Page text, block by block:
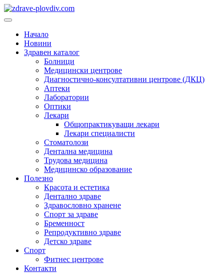
Преминете
към
Основно
Начало
Новини
Здравен каталог
Болници
Медицински центрове
Диагностично-консултативни центрове (ДКЦ)
Аптеки
Лаборатории
Оптики
Лекари
Общопрактикуващи лекари
Лекари специалисти
Стоматолози
Дентална медицина
Трудова медицина
Медицинско образование
Полезно
Красота и естетика
Дентално здраве
Здравословно хранене
Спорт за здраве
Бременност
Репродуктивно здраве
Детско здраве
Спорт
Фитнес центрове
Контакти